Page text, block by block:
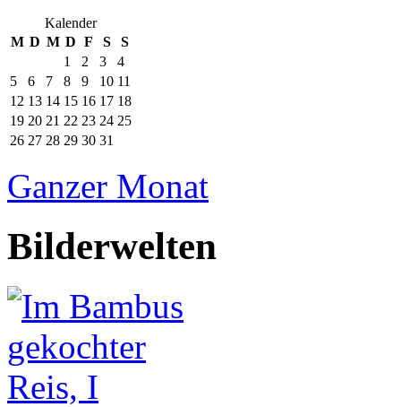
Kalender
M D M D F S
S
1
2 3
4
5
6 7 8 9 10 11
12 13 14 15 16 17 18
19 20 21 22 23 24 25
26 27 28 29 30 31
Ganzer Monat
Bilderwelten